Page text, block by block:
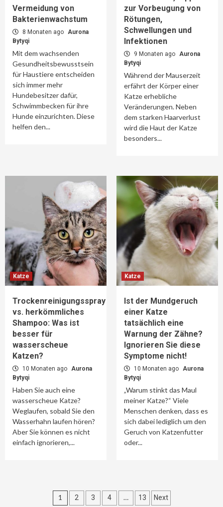
Vermeidung von
Bakterienwachstum
8 Monaten ago Aurona
Bytyqi
Mit dem wachsenden
Gesundheitsbewusstsein
für Haustiere entscheiden
sich immer mehr
Hundebesitzer dafür,
Schwimmbecken für ihre
Hunde einzurichten. Diese
helfen den...
zur Vorbeugung von
Rötungen,
Schwellungen und
Infektionen
9 Monaten ago Aurona
Bytyqi
Während der Mauserzeit
erfährt der Körper einer
Katze erhebliche
Veränderungen. Neben
dem starken Haarverlust
wird die Haut der Katze
besonders...
Katze
Trockenreinigungsspray
vs. herkömmliches
Shampoo: Was ist
besser für
wasserscheue
Katzen?
10 Monaten ago Aurona
Bytyqi
Haben Sie auch eine
wasserscheue Katze?
Weglaufen, sobald Sie den
Wasserhahn laufen hören?
Aber Sie können es nicht
einfach ignorieren,...
Katze
Ist der Mundgeruch
einer Katze
tatsächlich eine
Warnung der Zähne?
Ignorieren Sie diese
Symptome nicht!
10 Monaten ago Aurona
Bytyqi
„Warum stinkt das Maul
meiner Katze?“ Viele
Menschen denken, dass es
sich dabei lediglich um den
Geruch von Katzenfutter
oder...
Seitennummerierung
1 2 3 4 … 13 Next